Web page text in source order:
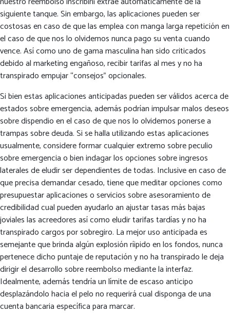
siguiente tanque. Sin embargo, las aplicaciones pueden ser
costosas en caso de que las emplea con manga larga repetición en
el caso de que nos lo olvidemos nunca pago su venta cuando
vence. Así­ como uno de gama masculina han sido criticados
debido al marketing engañoso, recibir tarifas al mes y no ha
transpirado empujar “consejos” opcionales.
Si bien estas aplicaciones anticipadas pueden ser válidos acerca de
estados sobre emergencia, además podrían impulsar malos deseos
sobre dispendio en el caso de que nos lo olvidemos ponerse a
trampas sobre deuda. Si se halla utilizando estas aplicaciones
usualmente, considere formar cualquier extremo sobre peculio
sobre emergencia o bien indagar los opciones sobre ingresos
laterales de eludir ser dependientes de todas. Inclusive en caso de
que precisa demandar cesado, tiene que meditar opciones como
presupuestar aplicaciones o servicios sobre asesoramiento de
credibilidad cual pueden ayudarlo an ajustar tasas más bajas
joviales las acreedores así­ como eludir tarifas tardías y no ha
transpirado cargos por sobregiro. La mejor uso anticipada es
semejante que brinda algún explosión rí¡pido en los fondos, nunca
pertenece dicho puntaje de reputación y no ha transpirado le deja
dirigir el desarrollo sobre reembolso mediante la interfaz.
Idealmente, además tendría un límite de escaso anticipo
desplazándolo hacia el pelo no requerirá cual disponga de una
cuenta bancaria específica para marcar.